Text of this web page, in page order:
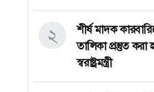
শীর্ষ মাদক
তালিকা প্রস্তুত করা
স্বরাষ্ট্রমন্ত্রী
২